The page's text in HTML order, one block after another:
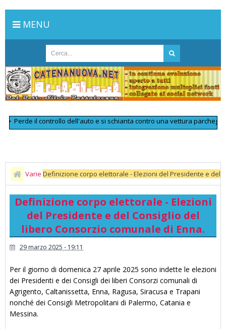
MENU
il controllo dell'auto e si schianta contro una vettura parcheggiata:
Varie Definizione corpo elettorale - Elezioni del Presidente e del
Consiglio del libero Consorzio comunale di Enna.
Definizione corpo elettorale - Elezioni
del Presidente e del Consiglio del
libero Consorzio comunale di Enna.
29 marzo 2025 - 19:11
Per il giorno di domenica 27 aprile 2025 sono indette le elezioni
dei Presidenti e dei Consigli dei liberi Consorzi comunali di
Agrigento, Caltanissetta, Enna, Ragusa, Siracusa e Trapani
nonché dei Consigli Metropolitani di Palermo, Catania e
Messina.